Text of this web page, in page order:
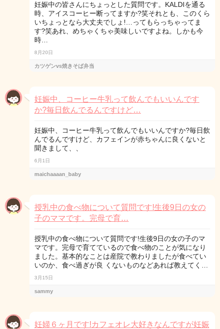
妊娠中の皆さんにちょっとした質問です。KALDIを通る
時、アイスコーヒー断ってますか?笑それとも、このくら
いちょっとなら大丈夫でしょ!…ってもらっちゃってま
す?笑あれ、めちゃくちゃ美味しいですよね。しかも今
時…
8月20日
カツゲンvs焼きそば弁当
妊娠中、コーヒー牛乳って飲んでもいいんです
か?毎日飲んでるんですけど…
妊娠中、コーヒー牛乳って飲んでもいいんですか?毎日飲
んでるんですけど、カフェインが赤ちゃんに良くないと
聞きまして、、
6月1日
maichaaaan_baby
授乳中の食べ物について質問です!生後9日の女の
子のママです。完母で育…
授乳中の食べ物について質問です!生後9日の女の子のマ
マです。完母で育てているので食べ物のことが気になり
ました。基本的なことは産院で教わりましたが食べてい
いのか、食べ過ぎが良 くないものなどあれば教えてく…
3月15日
sammy
妊婦６ヶ月です!カフェオレ大好きなんですが妊娠